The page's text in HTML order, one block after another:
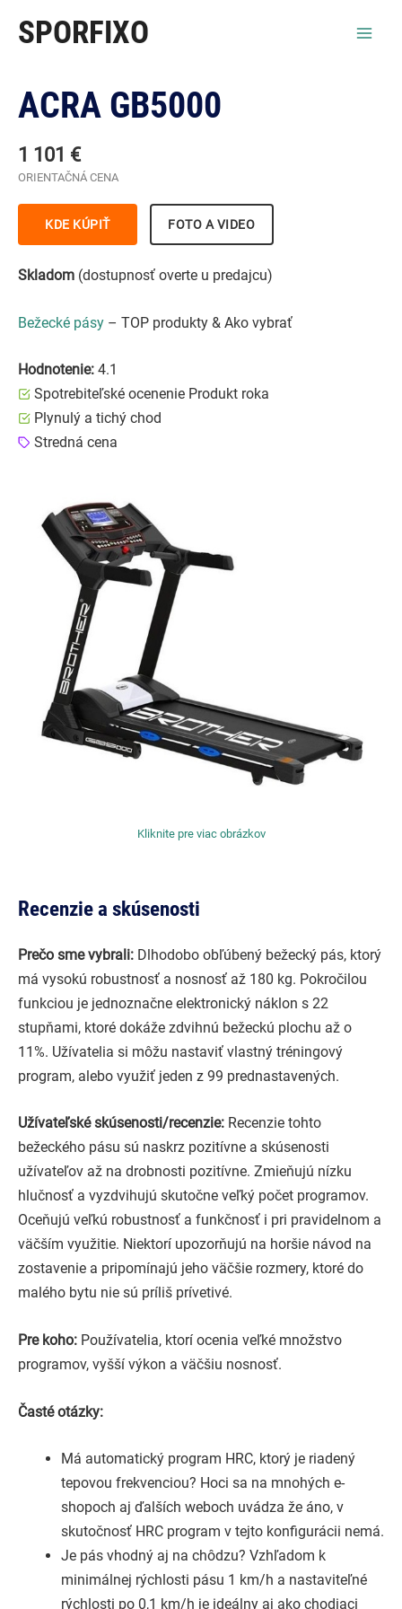
SPORFIXO
Kliknite pre viac obrázkov
ACRA GB5000
1 101 €
ORIENTAČNÁ CENA
KDE KÚPIŤ FOTO A VIDEO
Skladom (dostupnosť overte u predajcu)
Bežecké pásy – TOP produkty & Ako vybrať
Hodnotenie: 4.1
Spotrebiteľské ocenenie Produkt roka
Plynulý a tichý chod
Stredná cena
Recenzie a skúsenosti
Prečo sme vybrali: Dlhodobo obľúbený bežecký pás, ktorý
má vysokú robustnosť a nosnosť až 180 kg. Pokročilou
funkciou je jednoznačne elektronický náklon s 22
stupňami, ktoré dokáže zdvihnú bežeckú plochu až o
11%. Užívatelia si môžu nastaviť vlastný tréningový
program, alebo využiť jeden z 99 prednastavených.
Užívateľské skúsenosti/recenzie: Recenzie tohto
bežeckého pásu sú naskrz pozitívne a skúsenosti
užívateľov až na drobnosti pozitívne. Zmieňujú nízku
hlučnosť a vyzdvihujú skutočne veľký počet programov.
Oceňujú veľkú robustnosť a funkčnosť i pri pravidelnom a
väčším využitie. Niektorí upozorňujú na horšie návod na
zostavenie a pripomínajú jeho väčšie rozmery, ktoré do
malého bytu nie sú príliš prívetivé.
Pre koho: Používatelia, ktorí ocenia veľké množstvo
programov, vyšší výkon a väčšiu nosnosť.
Časté otázky:
Má automatický program HRC, ktorý je riadený
tepovou frekvenciou? Hoci sa na mnohých e-
shopoch aj ďalších weboch uvádza že áno, v
skutočnosť HRC program v tejto konfigurácii nemá.
Je pás vhodný aj na chôdzu? Vzhľadom k
minimálnej rýchlosti pásu 1 km/h a nastaviteľné
rýchlosti po 0,1 km/h je ideálny aj ako chodiaci